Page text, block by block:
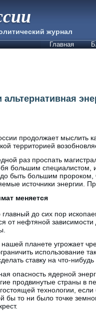
журнал
Главная
продолжает мыслить
территорией
раз проспать
большим
быть большим пророком,
источники энергии.
меняется
до сих пор
от нефтяной
планете угрожает
использование
ставку на что-
опасность ядерной
продвинутые страны в
технологии,
бы то ни было точке